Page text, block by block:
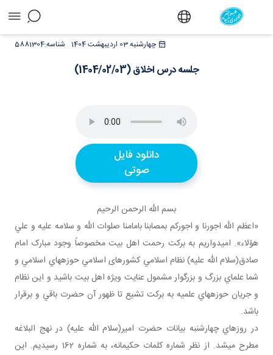
جلسه درس اخلاق (1404/02/03) - دفتر چهارشنبه 03 اردیبهشت 1404 5881304شناسه:
جلسه درس اخلاق (1404/02/03)
دانلود فایل
صوتی
بسم الله الرحمن الرحيم
«اعظم الله اجورنا و اجورکم بمصابنا بامامنا صلوات الله و سلامه عليه و علي
هؤلاء». اميدواريم به برکت رحمت اهل بيت مخصوصاً وجود مبارک امام
صادق(سلام الله عليه) نظام اسلامي کشورهای اسلامي حوزه هاي اسلامي و
شما علماي بزرگ و بزرگوار مشمول عنايت ويژه اهل بيت باشيد و اين نظام
و جريان حوزه هاي علميه به برکت تشيع تا ظهور آن حضرت باقي و برقرار
باشد.
در روز هاي چهارشنبه بيانات حضرت امير(سلام الله عليه) در نهج البلاغه
مطرح مي شد. از نظر شماره کلمات حکيمانه، به شماره 162 رسيديم. اين